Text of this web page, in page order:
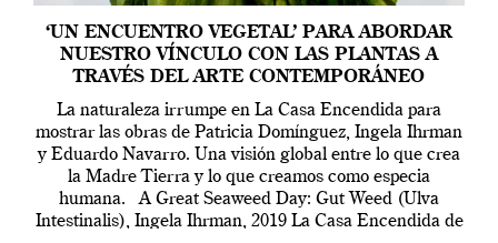
‘UN ENCUENTRO VEGETAL’ PARA ABORDAR
NUESTRO VÍNCULO CON LAS PLANTAS A
TRAVÉS DEL ARTE CONTEMPORÁNEO
La naturaleza irrumpe en La Casa Encendida para
mostrar las obras de Patricia Domínguez, Ingela Ihrman
y Eduardo Navarro. Una visión global entre lo que crea
la Madre Tierra y lo que creamos como especia
humana. A Great Seaweed Day: Gut Weed (Ulva
Intestinalis), Ingela Ihrman, 2019 La Casa Encendida de